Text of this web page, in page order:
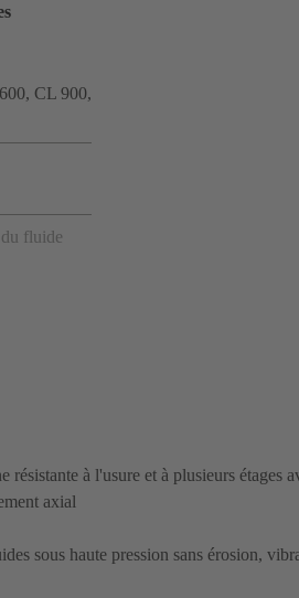
CL 900,
fluide
résistante à l'usure et à plusieurs étages
axial
sous haute pression sans érosion,